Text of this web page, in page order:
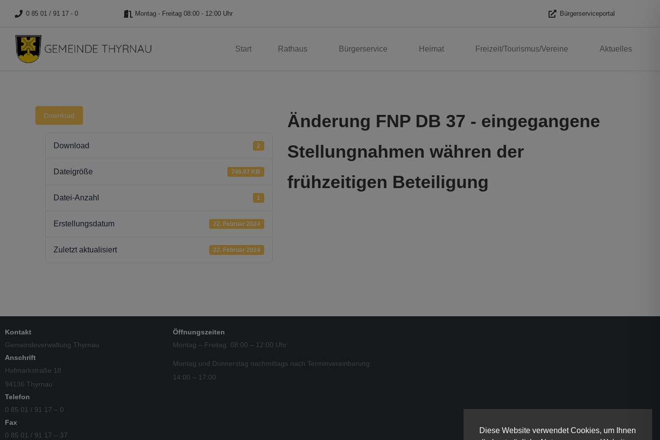
0 85 01 / 91 17 - 0 Montag - Freitag 08:00 - 12:00 Uhr Bürgerserviceportal
Start Rathaus Bürgerservice Heimat Freizeit/Tourismus/Vereine Aktuelles
Download
Download 2
Dateigröße 746.07 KB
Datei-Anzahl 1
Erstellungsdatum 22. Februar 2024
Zuletzt aktualisiert 22. Februar 2024
Änderung FNP DB 37 - eingegangene
Stellungnahmen währen der
frühzeitigen Beteiligung
Kontakt
Gemeindeverwaltung Thyrnau
Anschrift
Hofmarkstraße 18
94136 Thyrnau
Telefon
0 85 01 / 91 17 – 0
Fax
0 85 01 / 91 17 – 37
Öffnungszeiten
Montag – Freitag: 08:00 – 12:00 Uhr
Montag und Donnerstag nachmittags nach Terminvereinbarung:
14:00 – 17:00
Diese Website verwendet Cookies, um Ihnen